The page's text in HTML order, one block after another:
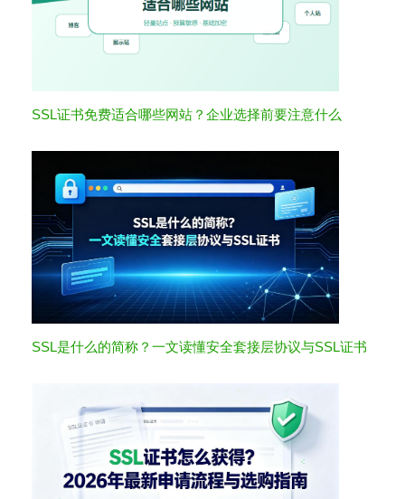
SSL证书免费适合哪些网站？企业选择前要注意什么
SSL是什么的简称？一文读懂安全套接层协议与SSL证书